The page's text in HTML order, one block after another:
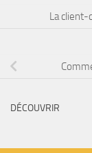
La client-
DÉCOUVRIR